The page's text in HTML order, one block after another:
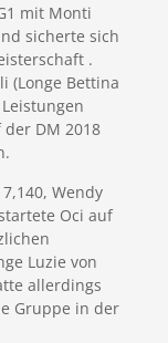
mit Monti
sicherte sich
.
(Longe Bettina
DM 2018
Wendy
Oci auf
Luzie von
allerdings
Gruppe in der